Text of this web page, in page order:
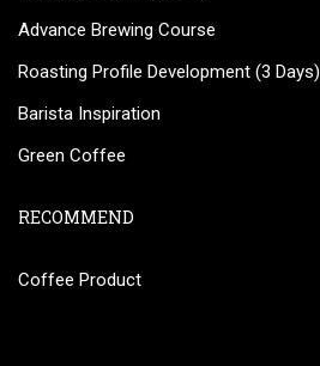
Advance Brewing Course
Roasting Profile Development (3 Days)
Barista Inspiration
Green Coffee
RECOMMEND
Coffee Product